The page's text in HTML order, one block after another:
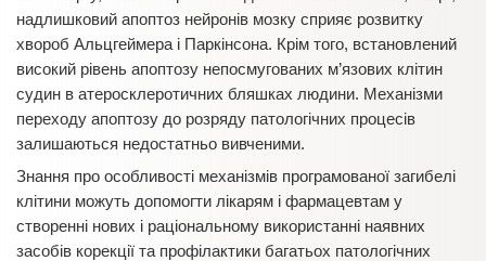
надлишковий апоптоз нейронів мозку сприяє розвитку
хвороб Альцгеймера і Паркінсона. Крім того, встановлений
високий рівень апоптозу непосмугованих м’язових клітин
судин в атеросклеротичних бляшках людини. Механізми
переходу апоптозу до розряду патологічних процесів
залишаються недостатньо вивченими.
Знання про особливості механізмів програмованої загибелі
клітини можуть допомогти лікарям і фармацевтам у
створенні нових і раціональному використанні наявних
засобів корекції та профілактики багатьох патологічних